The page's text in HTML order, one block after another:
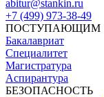
abitur@stankin.ru
+7 (499) 973-38-49
ПОСТУПАЮЩИМ
Бакалавриат
Специалитет
Магистратура
Аспирантура
БЕЗОПАСНОСТЬ